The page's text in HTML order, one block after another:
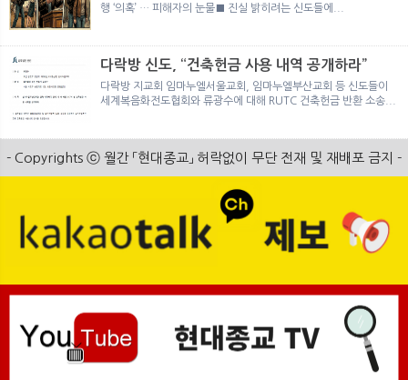
행 ‘의혹’ … 피해자의 눈물■ 진실 밝히려는 신도들에...
다락방 신도, “건축헌금 사용 내역 공개하라”
다락방 지교회 임마누엘서울교회, 임마누엘부산교회 등 신도들이
세계복음화전도협회와 류광수에 대해 RUTC 건축헌금 반환 소송...
- Copyrights ⓒ 월간 「현대종교」 허락없이 무단 전재 및 재배포 금지 -